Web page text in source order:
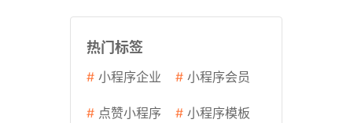
热门标签
# 小程序企业 # 小程序会员
# 点赞小程序 # 小程序模板